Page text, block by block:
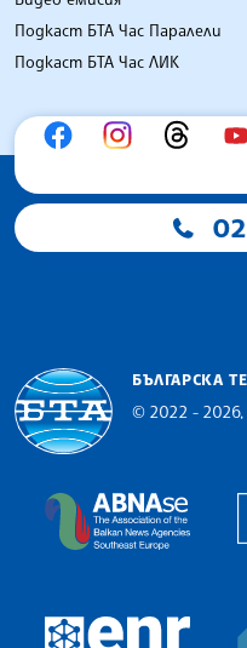
Подкаст БТА Час Паралели
Подкаст БТА Час ЛИК
БЪЛГАРСКА
© 2022 - 2026,
The